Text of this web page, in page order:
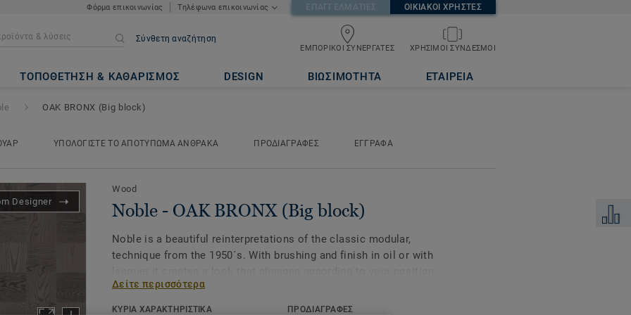
Φόρμα επικοινωνίας Τηλέφωνα επικοινωνίας ΕΠΑΓΓΕΛΜΑΤΙΕΣ ΟΙΚΙΑΚΟΙ ΧΡΗΣΤΕΣ
Σύνθετη αναζήτηση
ΕΜΠΟΡΙΚΟΙ ΣΥΝΕΡΓΑΤΕΣ ΧΡΗΣΙΜΟΙ ΣΥΝΔΕΣΜΟΙ
ΤΟΠΟΘΕΤΗΣΗ & ΚΑΘΑΡΙΣΜΟΣ DESIGN ΒΙΩΣΙΜΟΤΗΤΑ ΕΤΑΙΡΕΙΑ
(Big block)
OAK BRONX (Big block)
ΥΠΟΛΟΓΙΣΤΕ ΤΟ ΑΠΟΤΥΠΩΜΑ ΑΝΘΡΑΚΑ ΠΡΟΔΙΑΓΡΑΦΕΣ
ΕΓΓΡΑΦΑ
Designer
Wood
Noble - OAK BRONX (Big block)
Noble is a beautiful reinterpretations of the classic modular,
technique from the 1950´s. With brushing and finish in oil or with
and perspective as the light falls in the room. Alternating grain
directions, small variations and misalignments give every board a
Δείτε περισσότερα
ΚΥΡΙΑ ΧΑΡΑΚΤΗΡΙΣΤΙΚΑ
ΠΡΟΔΙΑΓΡΑΦΕΣ